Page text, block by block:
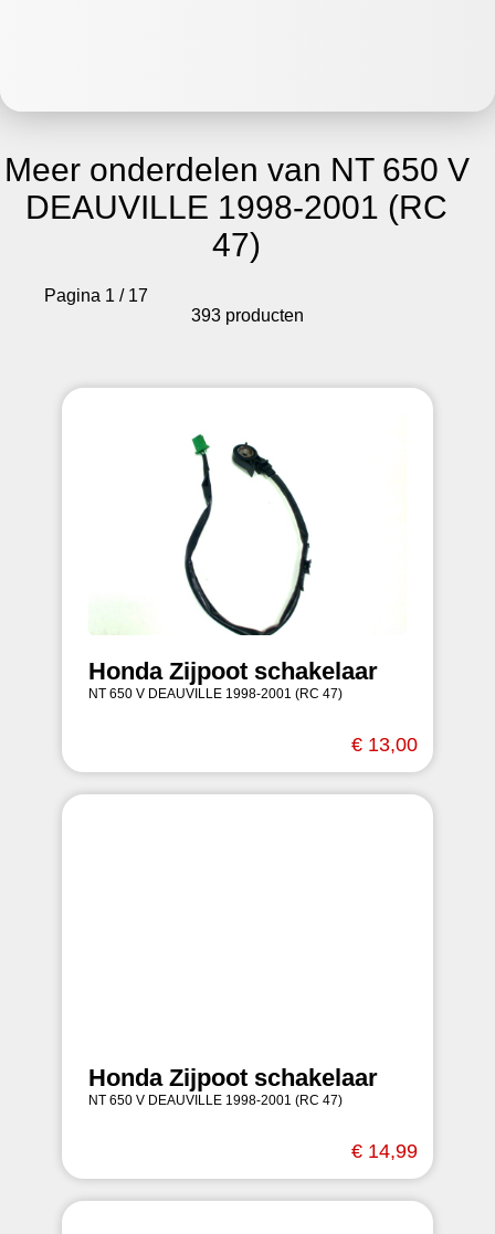
Meer onderdelen van NT 650 V
DEAUVILLE 1998-2001 (RC
47)
Pagina 1 / 17
393 producten
Honda Zijpoot schakelaar
NT 650 V DEAUVILLE 1998-2001 (RC 47)
€ 13,00
Honda Zijpoot schakelaar
NT 650 V DEAUVILLE 1998-2001 (RC 47)
€ 14,99